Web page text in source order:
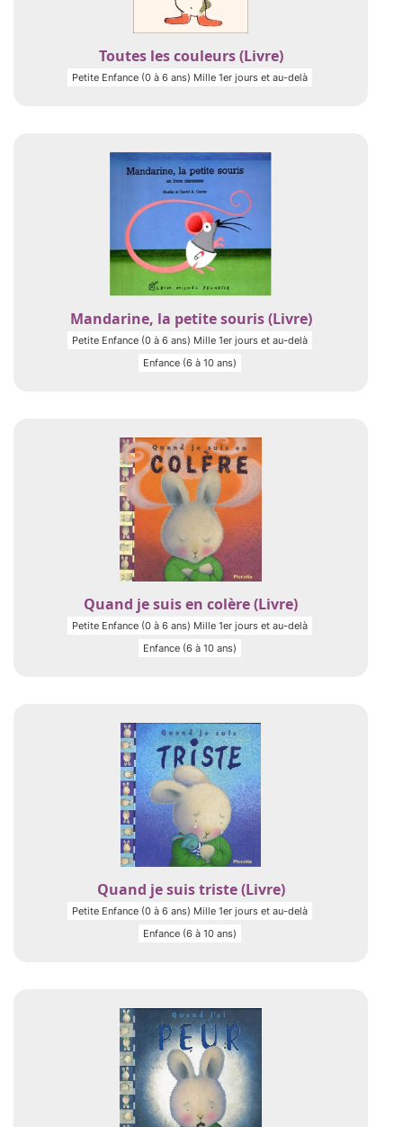
Toutes les couleurs (Livre)
Petite Enfance (0 à 6 ans) Mille 1er jours et au-delà
Mandarine, la petite souris (Livre)
Petite Enfance (0 à 6 ans) Mille 1er jours et au-delà
Enfance (6 à 10 ans)
Quand je suis en colère (Livre)
Petite Enfance (0 à 6 ans) Mille 1er jours et au-delà
Enfance (6 à 10 ans)
Quand je suis triste (Livre)
Petite Enfance (0 à 6 ans) Mille 1er jours et au-delà
Enfance (6 à 10 ans)